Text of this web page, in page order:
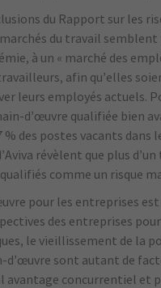
du Rapport sur les
marchés du travail
à un « marché des
afin qu’elles
leurs employés actuels.
d’œuvre qualifiée bien
des postes vacants dans
révèlent que plus
comme un risque
pour les entreprises
des entreprises
le vieillissement de la
d’œuvre sont autant de
concurrentiel et